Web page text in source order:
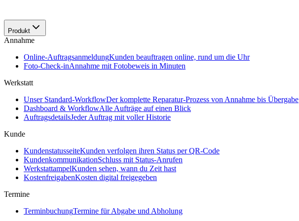
Produkt
Annahme
Online-AuftragsanmeldungKunden beauftragen online, rund um die Uhr
Foto-Check-inAnnahme mit Fotobeweis in Minuten
Werkstatt
Unser Standard-WorkflowDer komplette Reparatur-Prozess von Annahme bis Übergabe
Dashboard & WorkflowAlle Aufträge auf einen Blick
AuftragsdetailsJeder Auftrag mit voller Historie
Kunde
KundenstatusseiteKunden verfolgen ihren Status per QR-Code
KundenkommunikationSchluss mit Status-Anrufen
WerkstattampelKunden sehen, wann du Zeit hast
KostenfreigabenKosten digital freigegeben
Termine
TerminbuchungTermine für Abgabe und Abholung